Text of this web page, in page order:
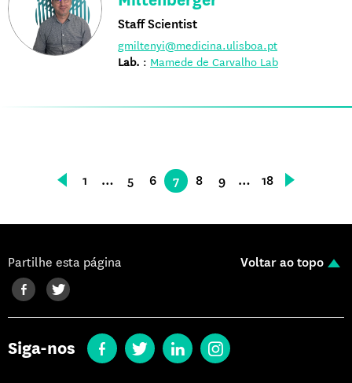
Staff Scientist
gmiltenyi@medicina.ulisboa.pt
Lab. : Mamede de Carvalho Lab
1 … 5 6 7 8 9 … 18
Partilhe esta página Voltar ao topo
Siga-nos